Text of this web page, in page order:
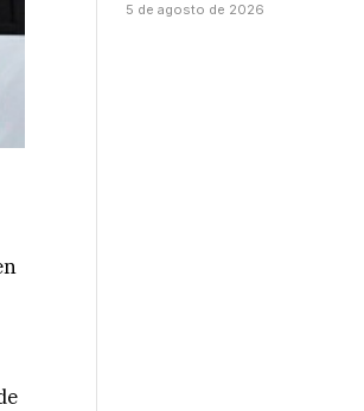
5 de agosto de 2026